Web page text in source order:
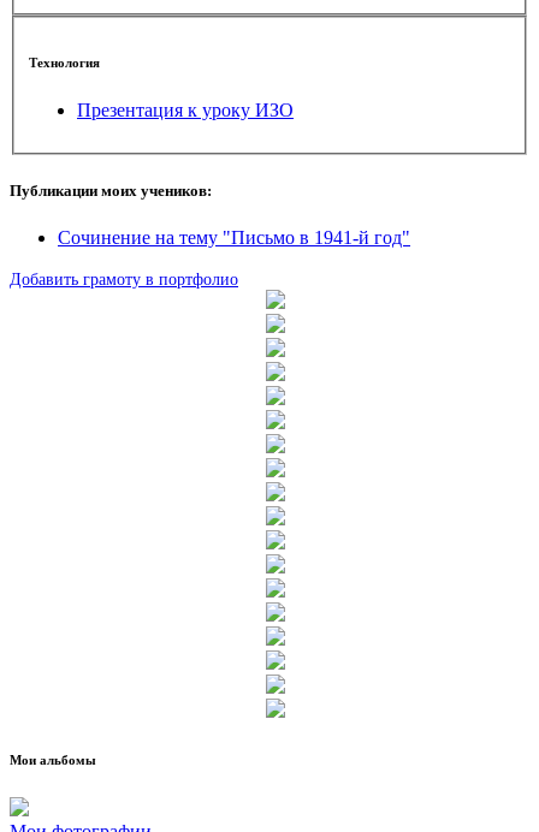
Технология
Презентация к уроку ИЗО
Публикации моих учеников:
Сочинение на тему "Письмо в 1941-й год"
Добавить грамоту в портфолио
Мои альбомы